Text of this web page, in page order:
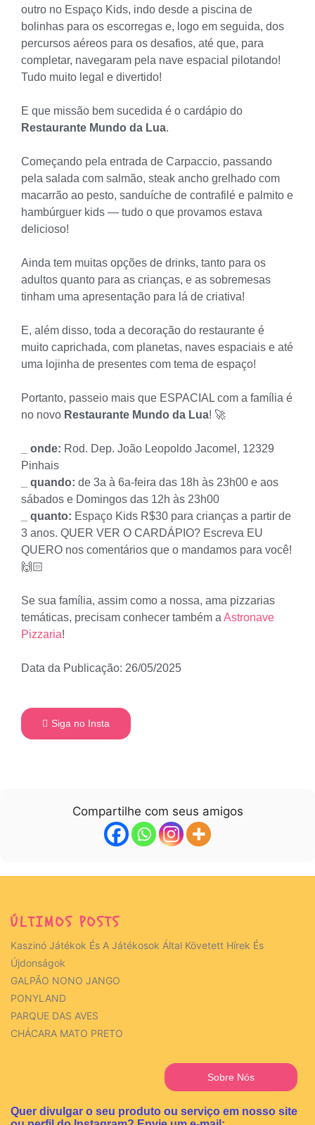
outro no Espaço Kids, indo desde a piscina de
bolinhas para os escorregas e, logo em seguida, dos
percursos aéreos para os desafios, até que, para
completar, navegaram pela nave espacial pilotando!
Tudo muito legal e divertido!
E que missão bem sucedida é o cardápio do
Restaurante Mundo da Lua.
Começando pela entrada de Carpaccio, passando
pela salada com salmão, steak ancho grelhado com
macarrão ao pesto, sanduíche de contrafilé e palmito e
hambúrguer kids — tudo o que provamos estava
delicioso!
Ainda tem muitas opções de drinks, tanto para os
adultos quanto para as crianças, e as sobremesas
tinham uma apresentação para lá de criativa!
E, além disso, toda a decoração do restaurante é
muito caprichada, com planetas, naves espaciais e até
uma lojinha de presentes com tema de espaço!
Portanto, passeio mais que ESPACIAL com a família é
no novo Restaurante Mundo da Lua! 🚀
_ onde: Rod. Dep. João Leopoldo Jacomel, 12329
Pinhais
_ quando: de 3a à 6a-feira das 18h às 23h00 e aos
sábados e Domingos das 12h às 23h00
_ quanto: Espaço Kids R$30 para crianças a partir de
3 anos. QUER VER O CARDÁPIO? Escreva EU
QUERO nos comentários que o mandamos para você!
🙌🏻
Se sua família, assim como a nossa, ama pizzarias
temáticas, precisam conhecer também a Astronave
Pizzaria!
Data da Publicação: 26/05/2025
Siga no Insta
Compartilhe com seus amigos
ÚLTIMOS POSTS
Kaszinó Játékok És A Játékosok Által Követett Hírek És
Újdonságok
GALPÃO NONO JANGO
PONYLAND
PARQUE DAS AVES
CHÁCARA MATO PRETO
Sobre Nós
Quer divulgar o seu produto ou serviço em nosso site